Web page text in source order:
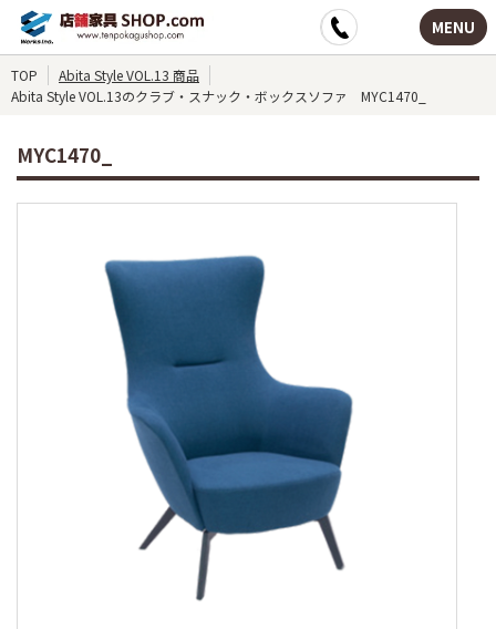
MENU
TOP
Abita Style VOL.13 商品
Abita Style VOL.13のクラブ・スナック・ボックスソファ MYC1470_
MYC1470_